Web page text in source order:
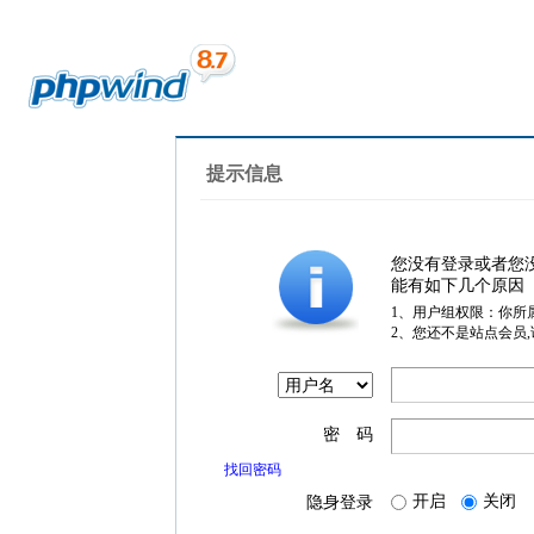
提示信息
您没有登录或者您
能有如下几个原因
1、用户组权限：你所
2、您还不是站点会员
密 码
找回密码
隐身登录 开启 关闭